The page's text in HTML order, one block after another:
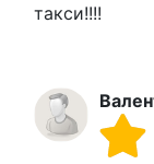
такси!!!!